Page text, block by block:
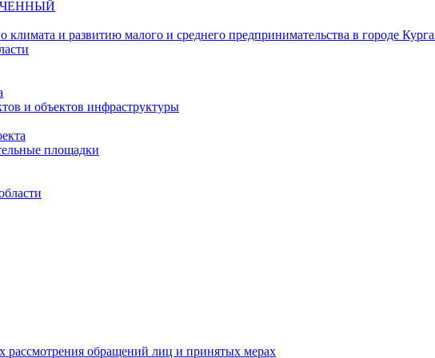
и развитию малого и среднего предпринимательства в городе
и объектов инфраструктуры
площадки
рассмотрения обращений лиц и принятых мерах